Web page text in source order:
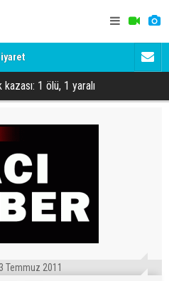
kazası: 1 ölü, 1 yaralı
Temmuz 2011